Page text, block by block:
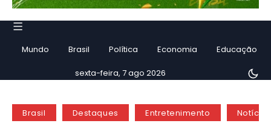
Mundo Brasil Política Economia Educação
sexta-feira, 7 ago 2026
Brasil Destaques Entretenimento